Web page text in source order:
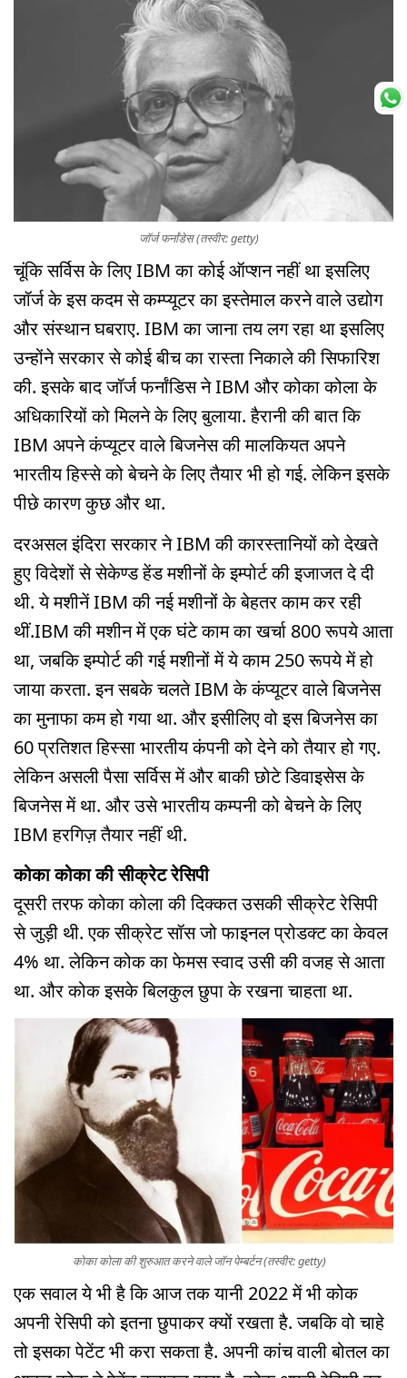
जॉर्ज फर्नांडेस (तस्वीर: getty)
चूंकि सर्विस के लिए IBM का कोई ऑप्शन नहीं था इसलिए
जॉर्ज के इस कदम से कम्प्यूटर का इस्तेमाल करने वाले उद्योग
और संस्थान घबराए. IBM का जाना तय लग रहा था इसलिए
उन्होंने सरकार से कोई बीच का रास्ता निकाले की सिफारिश
की. इसके बाद जॉर्ज फर्नांडिस ने IBM और कोका कोला के
अधिकारियों को मिलने के लिए बुलाया. हैरानी की बात कि
IBM अपने कंप्यूटर वाले बिजनेस की मालकियत अपने
भारतीय हिस्से को बेचने के लिए तैयार भी हो गई. लेकिन इसके
पीछे कारण कुछ और था.
दरअसल इंदिरा सरकार ने IBM की कारस्तानियों को देखते
हुए विदेशों से सेकेण्ड हेंड मशीनों के इम्पोर्ट की इजाजत दे दी
थी. ये मशीनें IBM की नई मशीनों के बेहतर काम कर रही
थीं.IBM की मशीन में एक घंटे काम का खर्चा 800 रूपये आता
था, जबकि इम्पोर्ट की गई मशीनों में ये काम 250 रूपये में हो
जाया करता. इन सबके चलते IBM के कंप्यूटर वाले बिजनेस
का मुनाफा कम हो गया था. और इसीलिए वो इस बिजनेस का
60 प्रतिशत हिस्सा भारतीय कंपनी को देने को तैयार हो गए.
लेकिन असली पैसा सर्विस में और बाकी छोटे डिवाइसेस के
बिजनेस में था. और उसे भारतीय कम्पनी को बेचने के लिए
IBM हरगिज़ तैयार नहीं थी.
कोका कोका की सीक्रेट रेसिपी
दूसरी तरफ कोका कोला की दिक्कत उसकी सीक्रेट रेसिपी
से जुड़ी थी. एक सीक्रेट सॉस जो फाइनल प्रोडक्ट का केवल
4% था. लेकिन कोक का फेमस स्वाद उसी की वजह से आता
था. और कोक इसके बिलकुल छुपा के रखना चाहता था.
कोका कोला की शुरुआत करने वाले जॉन पेम्बर्टन (तस्वीर: getty)
एक सवाल ये भी है कि आज तक यानी 2022 में भी कोक
अपनी रेसिपी को इतना छुपाकर क्यों रखता है. जबकि वो चाहे
तो इसका पेटेंट भी करा सकता है. अपनी कांच वाली बोतल का